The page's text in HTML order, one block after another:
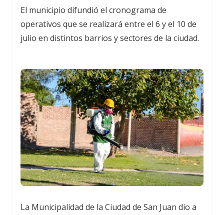
El municipio difundió el cronograma de
operativos que se realizará entre el 6 y el 10 de
julio en distintos barrios y sectores de la ciudad.
La Municipalidad de la Ciudad de San Juan dio a